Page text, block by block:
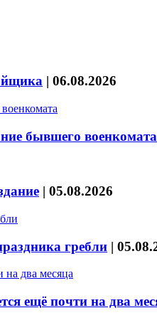
| 06.08.2026
бывшего военкомата
| 05.08.2026
гребли |
ещё почти на два